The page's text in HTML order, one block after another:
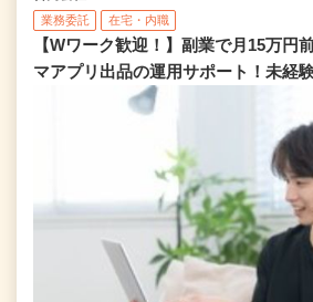
業務委託 在宅・内職
【Wワーク歓迎！】副業で月15万円
マアプリ出品の運用サポート！未経